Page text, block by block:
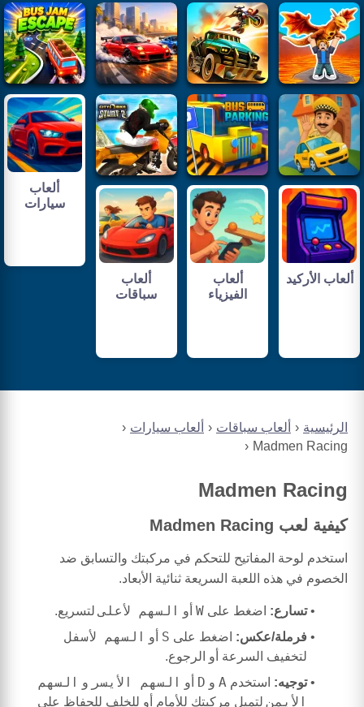
الرئيسية ألعاب سباقات
ألعاب سيارات
Madmen Racing
Madmen Racing
كيفية لعب Madmen Racing
استخدم لوحة المفاتيح للتحكم في مركبتك والتسابق ضد
الخصوم في هذه اللعبة السريعة ثنائية الأبعاد.
تسارع: اضغط على W أو السهم لأعلىلتسريع.
فرملة/عكس: اضغط على S أو السهم لأسفل
لتخفيف السرعة أو الرجوع.
توجيه: استخدم A و D أو السهم الأيسر و السهم
الأيمن لتميل مركبتك للأمام أو للخلف للحفاظ على
ألعاب
سيارات
ألعاب الأركيد
ألعاب
الفيزياء
ألعاب
سباقات